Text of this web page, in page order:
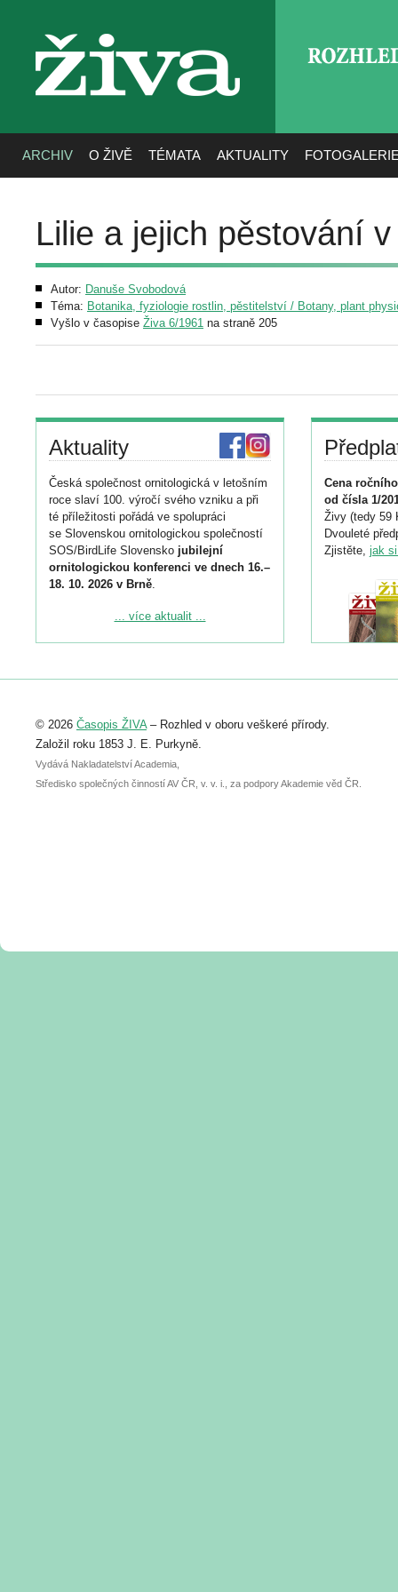
živa
ARCHIV O ŽIVĚ TÉMATA AKTUALITY
Lilie a jejich pěstování
Autor: Danuše Svobodová
Téma: Botanika, fyziologie rostlin, pěstitelství / Botany, plant
Vyšlo v časopise Živa 6/1961 na straně 205
Aktuality
Česká společnost ornitologická v letošním
roce slaví 100. výročí svého vzniku a při
té příležitosti pořádá ve spolupráci
se Slovenskou ornitologickou společností
SOS/BirdLife Slovensko jubilejní
ornitologickou konferenci ve dnech 16.–
18. 10. 2026 v Brně.
Podrobnější informace ke konferenci
Registrovat se můžete do 6. září.
abstraktu přihlášené přednášky nebo
posteru je už 30. června.
... více aktualit ...
Cena
od čísla 1/
Živy (tedy 59
Dvouleté
Zjistěte, jak
© 2026 Časopis ŽIVA– Rozhled v oboru veškeré přírody.
Založil roku 1853 J. E. Purkyně.
Vydává Nakladatelství Academia,
Středisko společných činností AV ČR, v. v. i., za podpory Akademie věd ČR.